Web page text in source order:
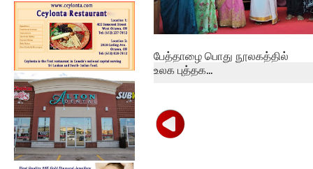
பேத்தாழை பொது நூலகத்தில்
உலக புத்தக...